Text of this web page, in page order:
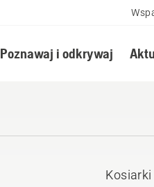
Poznawaj i odkrywaj
Kosiarki